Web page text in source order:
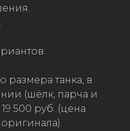
размера танка, в
(шёлк, парча и
500 руб. (цена